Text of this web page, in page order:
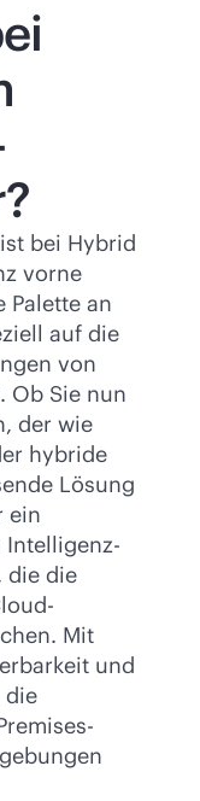
bei Hybrid
vorne
Palette an
auf die
von
Ob Sie nun
der wie
hybride
Lösung
ein
die die
Mit
und
die